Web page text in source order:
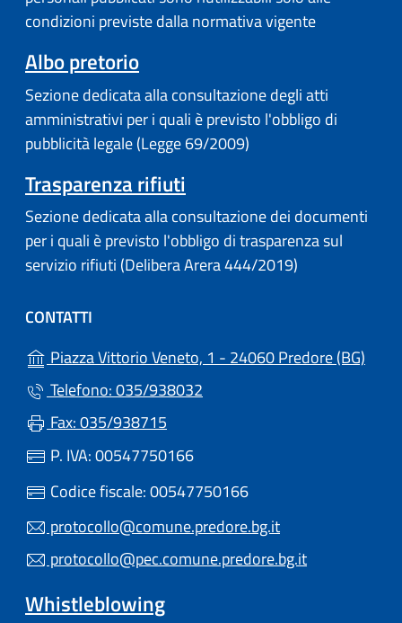
condizioni previste dalla normativa vigente
Albo pretorio(apre in un'altra scheda).
Sezione dedicata alla consultazione degli atti
amministrativi per i quali è previsto l'obbligo di
pubblicità legale (Legge 69/2009)
Trasparenza rifiuti
Sezione dedicata alla consultazione dei documenti
per i quali è previsto l'obbligo di trasparenza sul
servizio rifiuti (Delibera Arera 444/2019)
CONTATTI
Piazza Vittorio Veneto, 1 - 24060 Predore (BG)
Telefono: 035/938032
Fax: 035/938715
P. IVA: 00547750166
Codice fiscale: 00547750166
protocollo@comune.predore.bg.it
protocollo@pec.comune.predore.bg.it
Whistleblowing